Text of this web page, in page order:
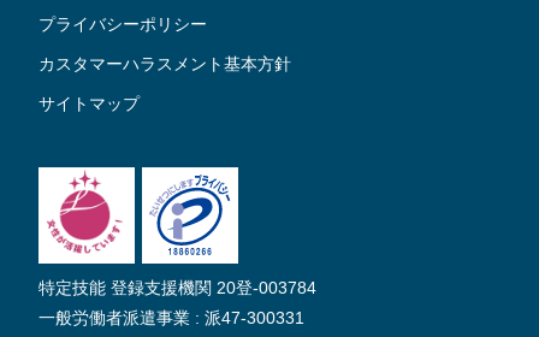
プライバシーポリシー
カスタマーハラスメント基本方針
サイトマップ
特定技能 登録支援機関 20登-003784
一般労働者派遣事業 : 派47-300331